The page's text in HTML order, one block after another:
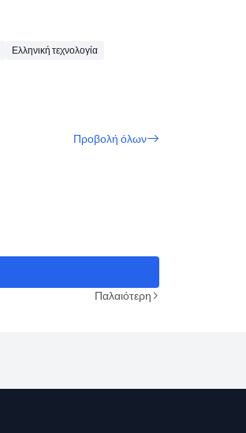
Ελληνική τεχνολογία
Προβολή όλων
Παλαιότερη